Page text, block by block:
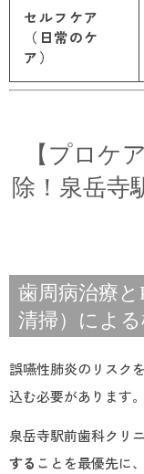
セルフケア
（日常のケ
ア）
【プロケ
除！泉岳寺
歯周病治療
清掃）によ
誤嚥性肺炎のリスク
込む必要があります。
泉岳寺駅前歯科クリ
する ことを最優先に